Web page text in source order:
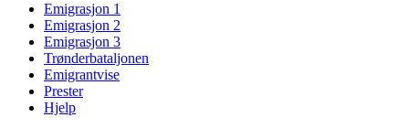
Emigrasjon 1
Emigrasjon 2
Emigrasjon 3
Trønderbataljonen
Emigrantvise
Prester
Hjelp